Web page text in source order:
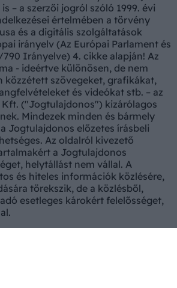
– a szerzői jogról szóló 1999. évi
értelmében a törvény
és a digitális szolgáltatások
irányelv (Az Európai Parlament és
790 Irányelve) 4. cikke alapján! Az
- ideértve különösen, de nem
közzétett szövegeket, grafikákat,
és videókat stb. – az
("Jogtulajdonos") kizárólagos
Mindezek minden és bármely
Jogtulajdonos előzetes írásbeli
Az oldalról kivezető
a Jogtulajdonos
helytállást nem vállal. A
és hiteles információk közlésére,
törekszik, de a közlésből,
esetleges károkért felelősséget,